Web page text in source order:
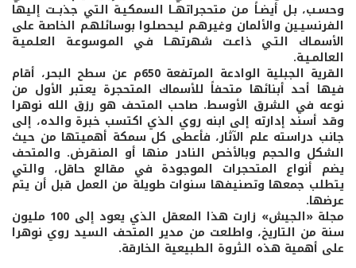
وحسـب، بـل أيضـاً مـن متحجراتهــا السمكيـة التي جذبــت إليها
الفرنسيـين والألمان وغيرهـم ليحصلـوا بوسائلهـم الخاصـة على
الأسمـاك التـي ذاعـت شهرتهــا فـي المـوسوعـة العلـميـة
العالمـيـة.
القرية الجبلية الوادعة المرتفعة 650م عن سطح البحر، أقام
فيها أحد أبنائها متحفاً للأسماك المتحجرة يعتبر الأول من
نوعه في الشرق الأوسط. صاحب المتحف هو رزق الله نوهرا
وقد أسند إدارته إلى ابنه روي الذي اكتسب خبرة والده، إلى
جانب دراسته علم الآثار، فأعطى كل سمكة أهميتها من حيث
الشكل والحجم وبالأخص النادر منها أو المنقرض. والمتحف
يضم أنواع المتحجرات الموجودة في مقالع حاقل، والتي
يتطلب جمعها وتصنيفها سنوات طويلة من العمل قبل أن يتم
عرضها.
مجلة «الجيش» زارت هذا المعقل الذي يعود إلى 100 مليون
سنة من التاريخ، واطلعت من مدير المتحف السيد روي نوهرا
على أهمية هذه الثروة الطبيعية الخارقة.